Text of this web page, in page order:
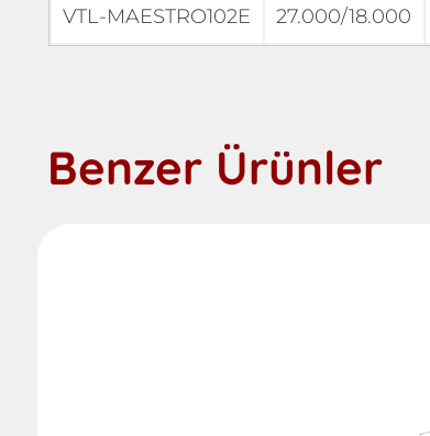
VTL-MAESTRO102E 27.000/18.000
Benzer Ürünler